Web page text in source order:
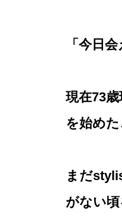
「今日
現在73
を始め
まだ
がない頃